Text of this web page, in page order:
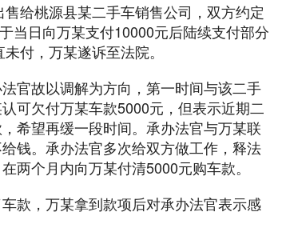
给桃源县某二手车销售公司，双方约定
当日向万某支付10000元后陆续支付部分
付，万某遂诉至法院。
官故以调解为方向，第一时间与该二手
可欠付万某车款5000元，但表示近期二
希望再缓一段时间。承办法官与万某联
钱。承办法官多次给双方做工作，释法
两个月内向万某付清5000元购车款。
款，万某拿到款项后对承办法官表示感